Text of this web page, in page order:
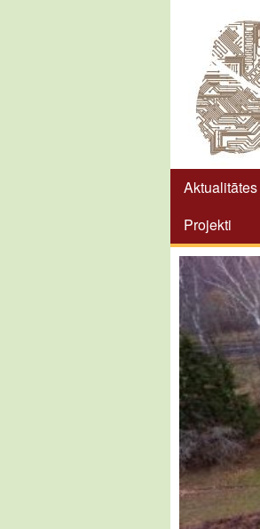
Aktualitātes
Projekti